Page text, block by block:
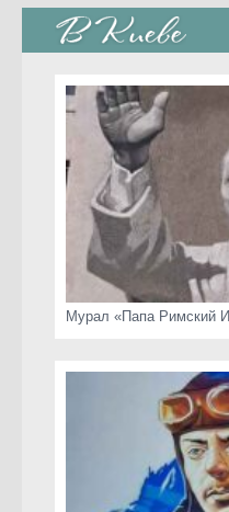
стрит-арт
коты Киева
скамейки
часы Киева
Мурал «Папа Римский